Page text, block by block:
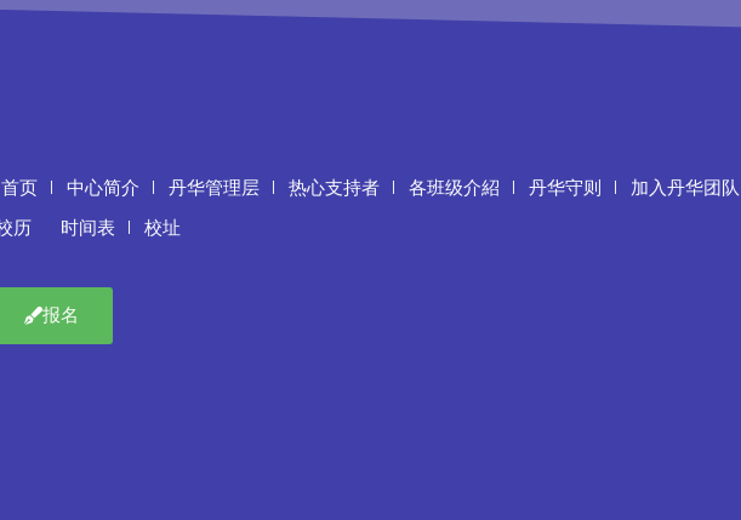
首页 中心简介 丹华管理层 热心支持者 各班级介紹 丹华守则
加入丹华团队
历
时间表 校址
报名